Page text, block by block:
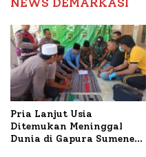
Pria Lanjut Usia
Ditemukan Meninggal
Dunia di Gapura Sumenep,